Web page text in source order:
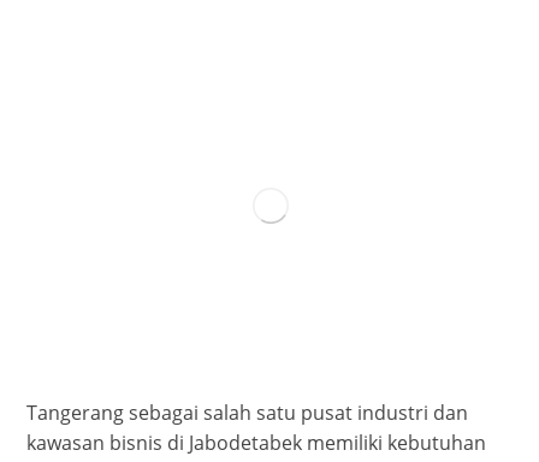
Tangerang sebagai salah satu pusat industri dan
kawasan bisnis di Jabodetabek memiliki kebutuhan